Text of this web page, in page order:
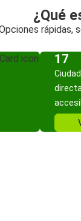
¿Qué
rápidas,
17